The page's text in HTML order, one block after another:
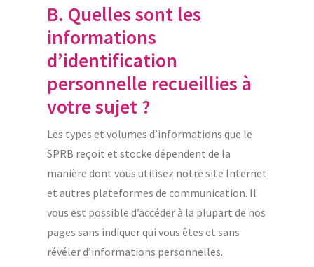
B. Quelles sont les
informations
d’identification
personnelle recueillies à
votre sujet ?
Les types et volumes d’informations que le
SPRB reçoit et stocke dépendent de la
manière dont vous utilisez notre site Internet
et autres plateformes de communication. Il
vous est possible d’accéder à la plupart de nos
pages sans indiquer qui vous êtes et sans
révéler d’informations personnelles.